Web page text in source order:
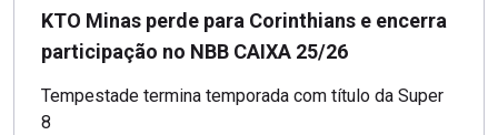
KTO Minas perde para Corinthians e encerra
participação no NBB CAIXA 25/26
Tempestade termina temporada com título da Super
8